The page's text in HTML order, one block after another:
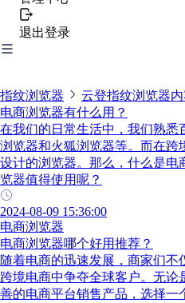
退出登录
指纹浏览器 云登指纹浏览器
电商浏览器有什么用？
在我们的日常生活中，我们熟悉
浏览器和火狐浏览器等。而在跨
设计的浏览器。那么，什么是电
览器值得使用呢？
2024-08-09 15:36:00
电商浏览器
电商浏览器哪个好用推荐？
随着电商的迅速发展，商家们
跨境电商中争夺全球客户。无
善的电商平台销售产品，选择一